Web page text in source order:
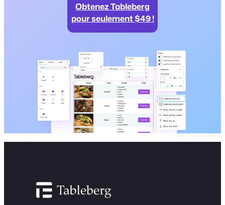
Obtenez Tableberg
pour seulement $49 !